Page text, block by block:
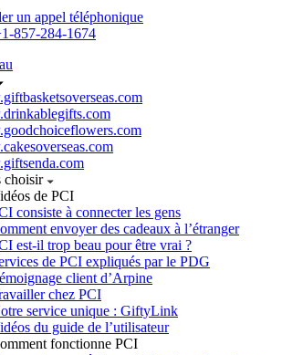
un appel téléphonique
857-284-1674
choisir
de PCI
consiste à connecter les gens
envoyer des cadeaux à l’étranger
est-il trop beau pour être vrai ?
de PCI expliqués par le PDG
client d’Arpine
chez PCI
service unique : GiftyLink
du guide de l’utilisateur
fonctionne PCI